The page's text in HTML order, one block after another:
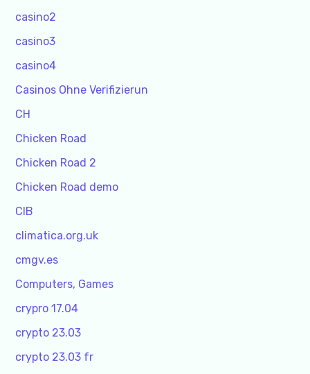
casino2
casino3
casino4
Casinos Ohne Verifizierun
CH
Chicken Road
Chicken Road 2
Chicken Road demo
CIB
climatica.org.uk
cmgv.es
Computers, Games
crypro 17.04
crypto 23.03
crypto 23.03 fr